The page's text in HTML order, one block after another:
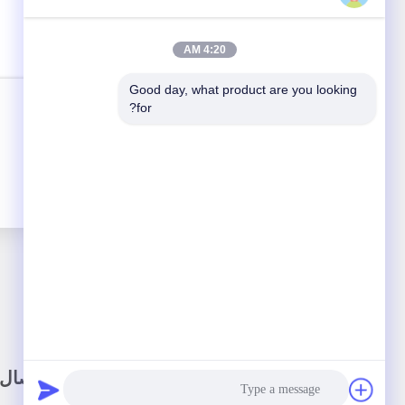
رابط سريع
4:20 AM
Good day, what product are you looking
for?